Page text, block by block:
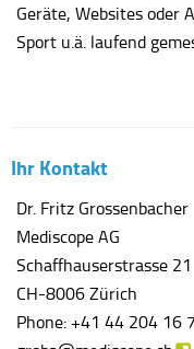
Geräte, Websites oder
Sport u.ä. laufend
Ihr Kontakt
Dr. Fritz Grossenbacher
Mediscope AG
Schaffhauserstrasse 21
CH-8006 Zürich
Phone: +41 44 204 16